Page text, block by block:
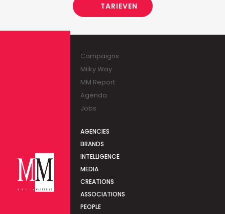
TARIEVEN
Campaigns
Milky Way
MM Report
Agenda
Jobs
AGENCIES
BRANDS
INTELLIGENCE
MEDIA
CREATIONS
ASSOCIATIONS
PEOPLE